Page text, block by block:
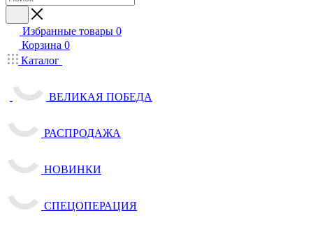
Избранные товары 0
Корзина 0
Каталог
ВЕЛИКАЯ ПОБЕДА
РАСПРОДАЖА
НОВИНКИ
СПЕЦОПЕРАЦИЯ